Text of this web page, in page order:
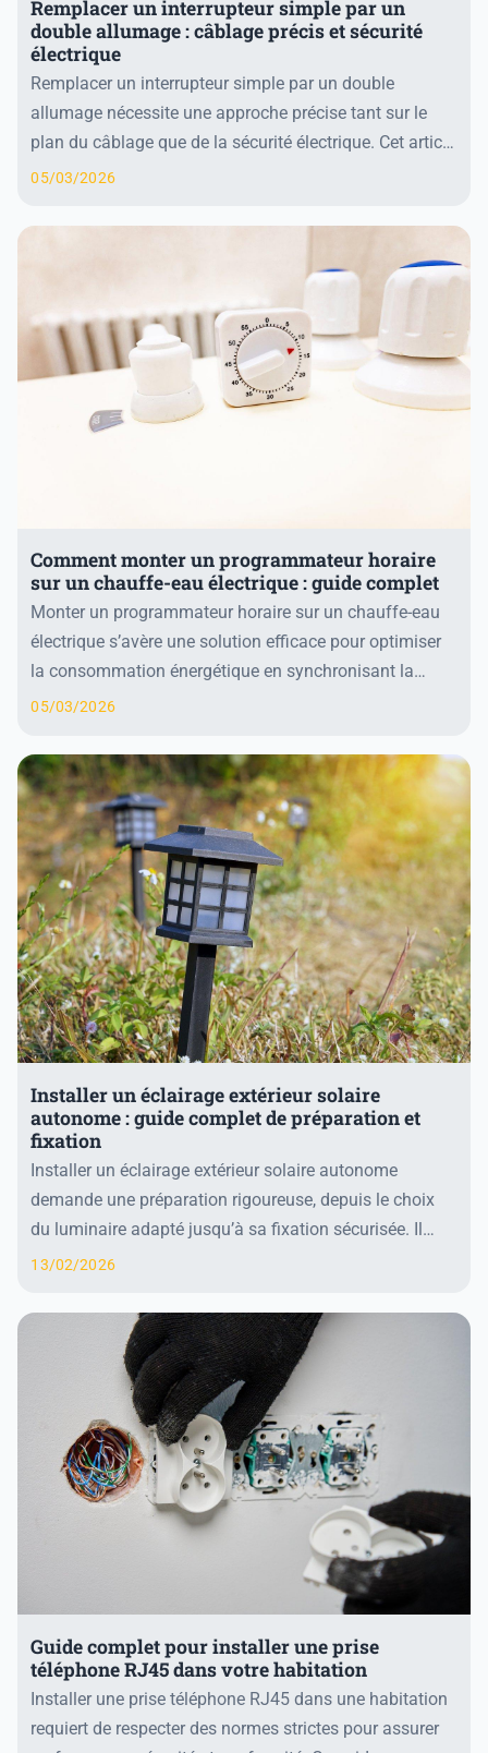
Remplacer un interrupteur simple par un
double allumage : câblage précis et sécurité
électrique
Remplacer un interrupteur simple par un double
allumage nécessite une approche précise tant sur le
plan du câblage que de la sécurité électrique. Cet article
détaille d’abord les étapes indispensables...
05/03/2026
Comment monter un programmateur horaire
sur un chauffe-eau électrique : guide complet
Monter un programmateur horaire sur un chauffe-eau
électrique s’avère une solution efficace pour optimiser
la consommation énergétique en synchronisant la
chauffe avec les heures creuses. Ce dispositi...
05/03/2026
Installer un éclairage extérieur solaire
autonome : guide complet de préparation et
fixation
Installer un éclairage extérieur solaire autonome
demande une préparation rigoureuse, depuis le choix
du luminaire adapté jusqu’à sa fixation sécurisée. Il
convient d’abord de sélectionner un modèle a...
13/02/2026
Guide complet pour installer une prise
téléphone RJ45 dans votre habitation
Installer une prise téléphone RJ45 dans une habitation
requiert de respecter des normes strictes pour assurer